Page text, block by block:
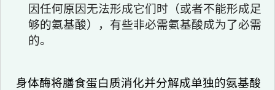
因任何原因无法形成它们时（或者不能形成足
够的氨基酸），有些非必需氨基酸成为了必需
的。
身体酶将膳食蛋白质消化并分解成单独的氨基酸